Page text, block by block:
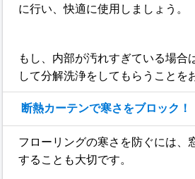
に行い、快適に使用しましょう。
もし、内部が汚れすぎている場合
して分解洗浄をしてもらうことを
断熱カーテンで寒さをブロック！
フローリングの寒さを防ぐには、
することも大切です。